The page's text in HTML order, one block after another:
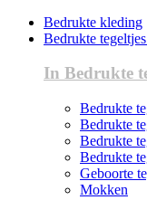
Bedrukte kleding
Bedrukte
In Bedrukte
Bedrukte
Bedrukte
Bedrukte
Bedrukte
Geboorte
Mokken